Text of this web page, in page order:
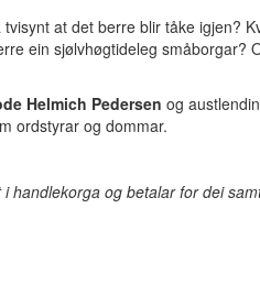
at det berre blir tåke igjen?
ein sjølvhøgtideleg småborgar?
Helmich Pedersen og
ordstyrar og dommar.
handlekorga og betalar for dei